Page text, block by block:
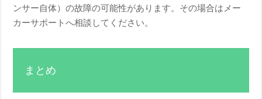
ンサー自体）の故障の可能性があります。その場合はメー
カーサポートへ相談してください。
まとめ